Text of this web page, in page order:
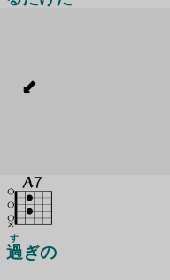
過
す
ぎの